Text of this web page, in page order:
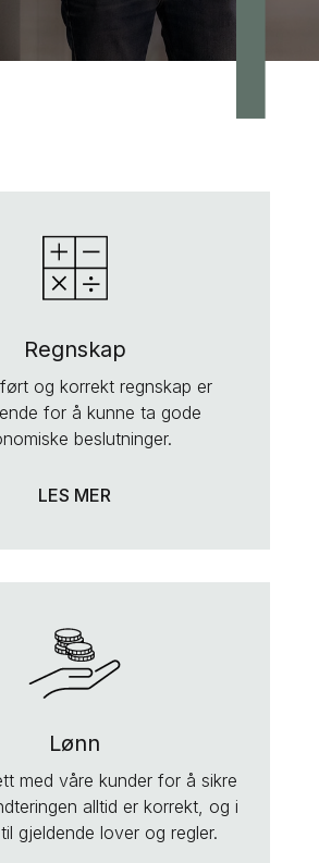
Regnskap
og korrekt regnskap er
for å kunne ta gode
beslutninger.
LES MER
Lønn
med våre kunder for å sikre
alltid er korrekt, og i
gjeldende lover og regler.